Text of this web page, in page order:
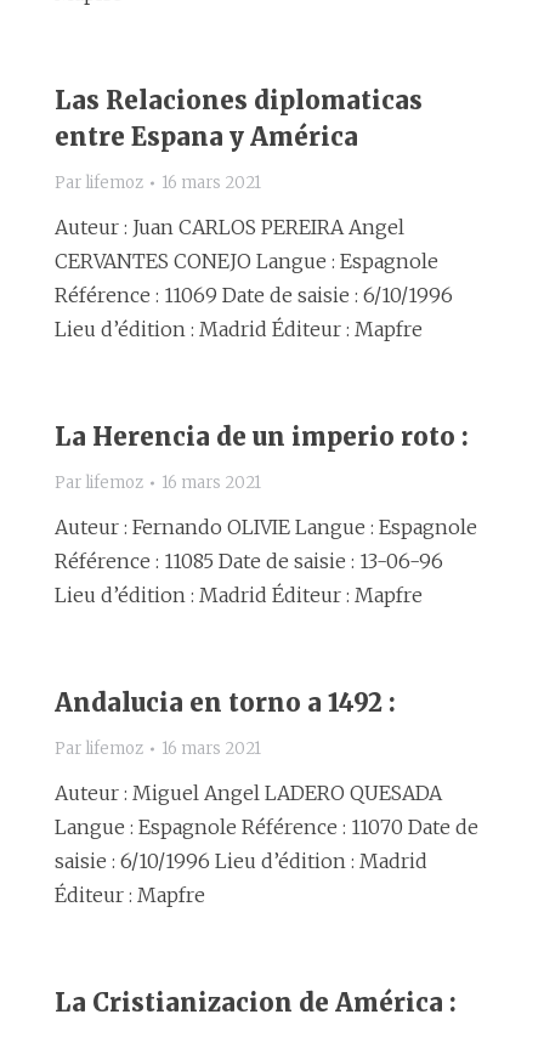
Las Relaciones diplomaticas
entre Espana y América
Par lifemoz 16 mars 2021
Auteur : Juan CARLOS PEREIRA Angel
CERVANTES CONEJO Langue : Espagnole
Référence : 11069 Date de saisie : 6/10/1996
Lieu d’édition : Madrid Éditeur : Mapfre
La Herencia de un imperio roto :
Par lifemoz 16 mars 2021
Auteur : Fernando OLIVIE Langue : Espagnole
Référence : 11085 Date de saisie : 13-06-96
Lieu d’édition : Madrid Éditeur : Mapfre
Andalucia en torno a 1492 :
Par lifemoz 16 mars 2021
Auteur : Miguel Angel LADERO QUESADA
Langue : Espagnole Référence : 11070 Date de
saisie : 6/10/1996 Lieu d’édition : Madrid
Éditeur : Mapfre
La Cristianizacion de América :